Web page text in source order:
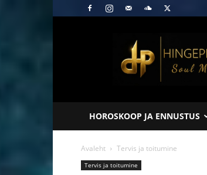
Hingepeegel
HOROSKOOP JA ENNUSTUS
Avaleht Tervis ja toitumine
Tervis ja toitumine